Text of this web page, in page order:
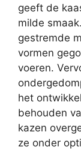
geeft de
milde
gestremde
vormen
voeren.
het
behouden
kazen
ze onder